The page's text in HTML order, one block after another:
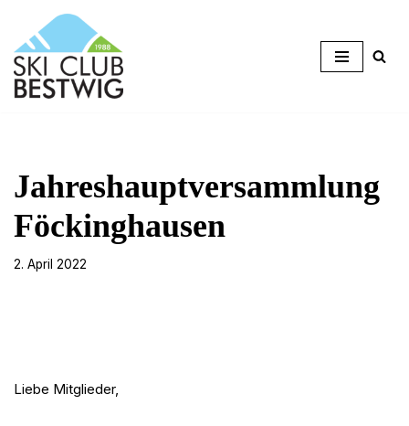
Zum
Inhalt
springen
Jahreshauptversammlung
Föckinghausen
2. April 2022
Liebe Mitglieder,